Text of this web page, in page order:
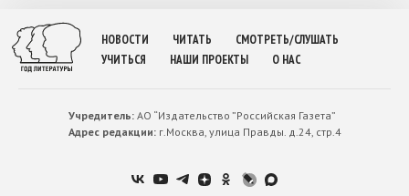
НОВОСТИ ЧИТАТЬ
СМОТРЕТЬ/СЛУШАТЬ
УЧИТЬСЯ
НАШИ ПРОЕКТЫ О НАС
Учредитель:АО “Издательство ”Российская Газета”
Адрес редакции:г.Москва, улица Правды. д.24, стр.4